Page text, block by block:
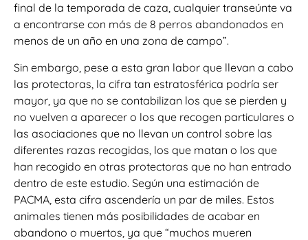
final de la temporada de caza, cualquier transeúnte va
a encontrarse con más de 8 perros abandonados en
menos de un año en una zona de campo”.
Sin embargo, pese a esta gran labor que llevan a cabo
las protectoras, la cifra tan estratosférica podría ser
mayor, ya que no se contabilizan los que se pierden y
no vuelven a aparecer o los que recogen particulares o
las asociaciones que no llevan un control sobre las
diferentes razas recogidas, los que matan o los que
han recogido en otras protectoras que no han entrado
dentro de este estudio. Según una estimación de
PACMA, esta cifra ascendería un par de miles. Estos
animales tienen más posibilidades de acabar en
abandono o muertos, ya que “muchos mueren